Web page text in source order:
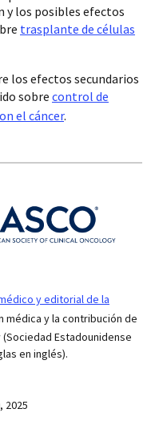
y los posibles efectos
trasplante de células
los efectos secundarios
sobre control de
el cáncer.
y editorial de la
médica y la contribución de
Estadounidense
en inglés).
2025